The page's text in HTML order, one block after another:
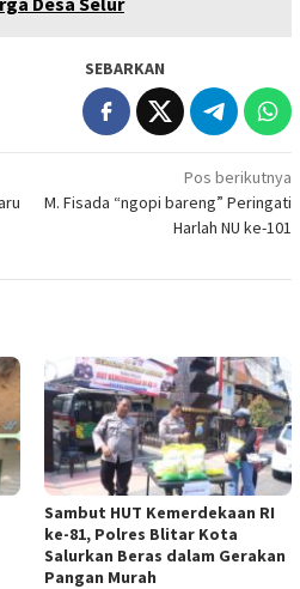
SEBARKAN
Pos berikutnya
M. Fisada “ngopi bareng” Peringati
Harlah NU ke-101
Sambut HUT Kemerdekaan RI
ke-81, Polres Blitar Kota
Salurkan Beras dalam Gerakan
Pangan Murah